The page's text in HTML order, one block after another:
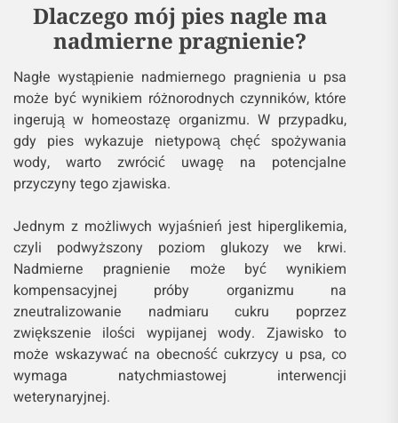
Dlaczego mój pies nagle ma
nadmierne pragnienie?
Nagłe wystąpienie nadmiernego pragnienia u psa
może być wynikiem różnorodnych czynników, które
ingerują w homeostazę organizmu. W przypadku,
gdy pies wykazuje nietypową chęć spożywania
wody, warto zwrócić uwagę na potencjalne
przyczyny tego zjawiska.
Jednym z możliwych wyjaśnień jest hiperglikemia,
czyli podwyższony poziom glukozy we krwi.
Nadmierne pragnienie może być wynikiem
kompensacyjnej próby organizmu na
zneutralizowanie nadmiaru cukru poprzez
zwiększenie ilości wypijanej wody. Zjawisko to
może wskazywać na obecność cukrzycy u psa, co
wymaga natychmiastowej interwencji
weterynaryjnej.